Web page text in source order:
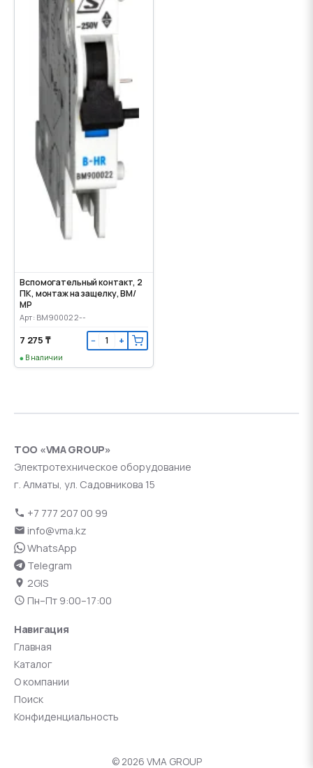
Вспомогательный контакт, 2
ПК, монтаж на защелку, ВМ/
МР
Арт: BM900022--
7 275 ₸ − +
В наличии
ТОО «VMA GROUP»
Электротехническое оборудование
г. Алматы, ул. Садовникова 15
+7 777 207 00 99
info@vma.kz
WhatsApp
Telegram
2GIS
Пн–Пт 9:00–17:00
Навигация
Главная
Каталог
О компании
Поиск
Конфиденциальность
© 2026 VMA GROUP